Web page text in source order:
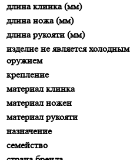
длина клинка (мм)
длина ножа (мм)
длина рукояти (мм)
изделие не является холодным
оружием
крепление
материал клинка
материал ножен
материал рукояти
назначение
семейство